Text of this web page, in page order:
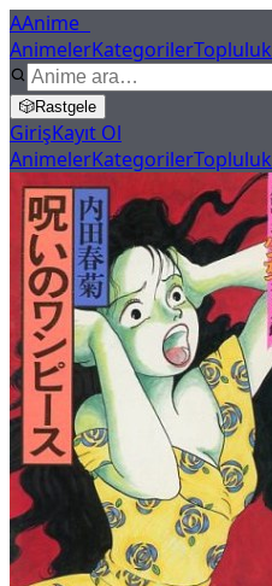
AAnime
AnimelerKategorilerTopluluk
🎲Rastgele
GirişKayıt Ol
AnimelerKategorilerTopluluk